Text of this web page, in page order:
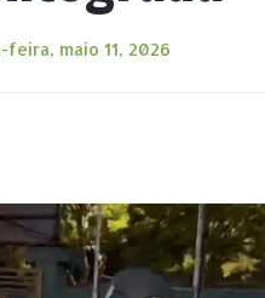
feira, maio 11, 2026